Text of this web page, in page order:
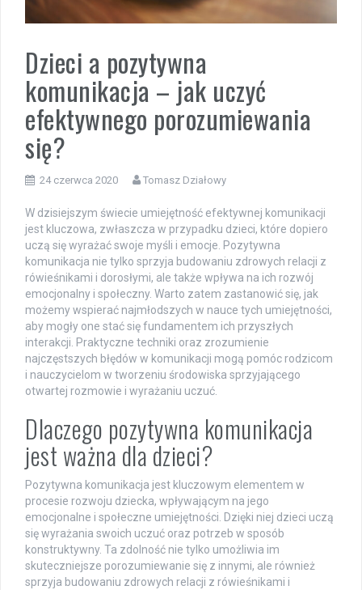
Dzieci a pozytywna
komunikacja – jak uczyć
efektywnego porozumiewania
się?
24 czerwca 2020 Tomasz Działowy
W dzisiejszym świecie umiejętność efektywnej komunikacji
jest kluczowa, zwłaszcza w przypadku dzieci, które dopiero
uczą się wyrażać swoje myśli i emocje. Pozytywna
komunikacja nie tylko sprzyja budowaniu zdrowych relacji z
rówieśnikami i dorosłymi, ale także wpływa na ich rozwój
emocjonalny i społeczny. Warto zatem zastanowić się, jak
możemy wspierać najmłodszych w nauce tych umiejętności,
aby mogły one stać się fundamentem ich przyszłych
interakcji. Praktyczne techniki oraz zrozumienie
najczęstszych błędów w komunikacji mogą pomóc rodzicom
i nauczycielom w tworzeniu środowiska sprzyjającego
otwartej rozmowie i wyrażaniu uczuć.
Dlaczego pozytywna komunikacja
jest ważna dla dzieci?
Pozytywna komunikacja jest kluczowym elementem w
procesie rozwoju dziecka, wpływającym na jego
emocjonalne i społeczne umiejętności. Dzięki niej dzieci uczą
się wyrażania swoich uczuć oraz potrzeb w sposób
konstruktywny. Ta zdolność nie tylko umożliwia im
skuteczniejsze porozumiewanie się z innymi, ale również
sprzyja budowaniu zdrowych relacji z rówieśnikami i